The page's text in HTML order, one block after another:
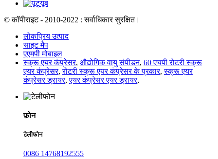
© कॉपीराइट - 2010-2022 : सर्वाधिकार सुरक्षित।
लोकप्रिय उत्पाद
साइट मैप
एएमपी मोबाइल
स्क्रू एयर कंप्रेसर, औद्योगिक वायु संपीडन, 60 एचपी रोटरी स्क्रू
एयर कंप्रेसर,रोटरी स्क्रू एयर कंप्रेसर के प्रकार,स्क्रू एयर
कंप्रेसर ड्रायर,एयर कंप्रेसर एयर ड्रायर,
फ़ोन
टेलीफोन
0086 14768192555